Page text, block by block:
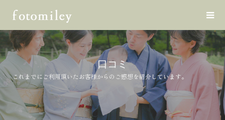
口コミ
これまでにご利用頂いたお客様からのご感想を紹介しています。